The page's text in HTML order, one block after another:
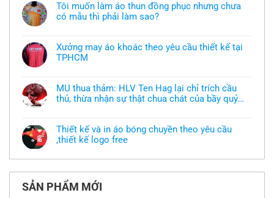
Tôi muốn làm áo thun đồng phục nhưng chưa
có mẫu thì phải làm sao?
bình
luận
ở
áo
thun
đồng
chưa
có
mẫu
thì
làm
Xưởng may áo khoác theo yêu cầu thiết kế tại
TPHCM
bình
luận
ở
Xưởng
khoác
theo
yêu
thiết
tại
TPHCM
MU thua thảm: HLV Ten Hag lại chỉ trích cầu
thủ, thừa nhận sự thật chua chát của bầy quỷ
bình
luận
ở
MU
thảm:
Hag
lại
Thiết kế và in áo bóng chuyền theo yêu cầu
,thiết kế logo free
có
luận
Thiết
SẢN PHẨM MỚI